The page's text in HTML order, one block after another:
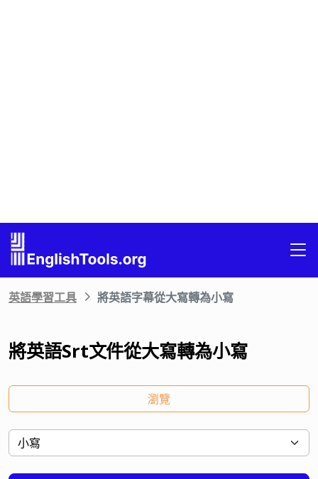
英語學習工具 將英語字幕從大寫轉為小寫
將英語Srt文件從大寫轉為小寫
瀏覽